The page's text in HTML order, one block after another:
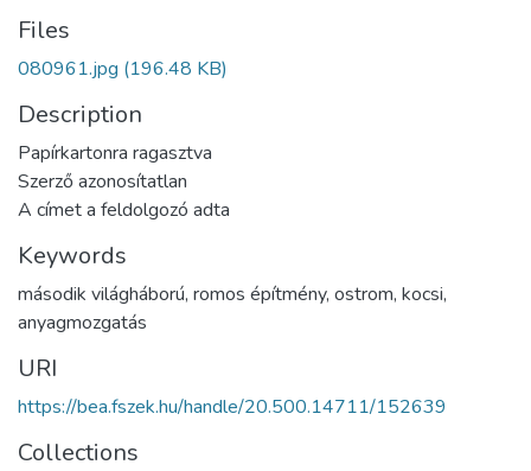
Files
080961.jpg (196.48 KB)
Description
Papírkartonra ragasztva
Szerző azonosítatlan
A címet a feldolgozó adta
Keywords
második világháború, romos építmény, ostrom, kocsi,
anyagmozgatás
URI
https://bea.fszek.hu/handle/20.500.14711/152639
Collections